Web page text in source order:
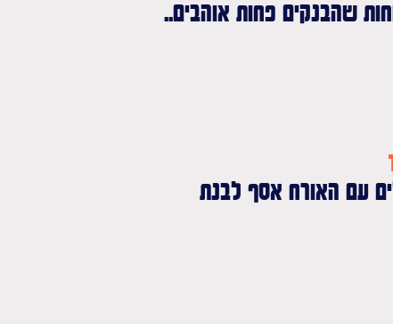
שהבנקים פחות אוהבים..
עם האורח אסף לבנת